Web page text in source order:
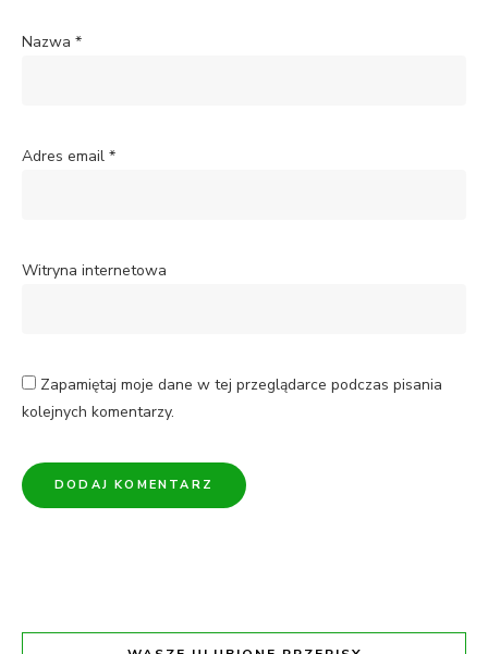
Nazwa *
Adres email *
Witryna internetowa
Zapamiętaj moje dane w tej przeglądarce podczas pisania
kolejnych komentarzy.